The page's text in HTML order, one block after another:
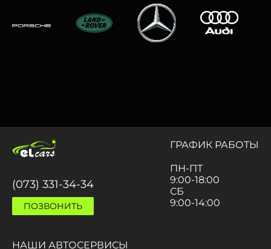
(073) 331-34-34
ПОЗВОНИТЬ
ГРАФИК РАБОТЫ
ПН-ПТ
9:00-18:00
СБ
9:00-14:00
НАШИ АВТОСЕРВИСЫ